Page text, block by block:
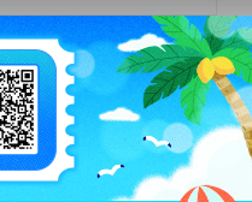
標填寫委託單